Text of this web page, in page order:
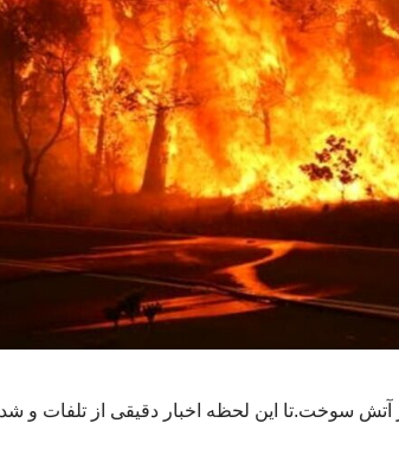
سوخت.تا این لحظه اخبار دقیقی از تلفات و